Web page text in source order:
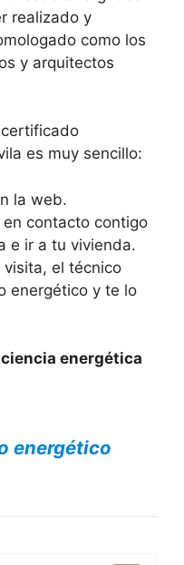
realizado y
como los
y arquitectos
es muy sencillo:
la web.
contacto contigo
e ir a tu vivienda.
el técnico
energético y te lo
energética
energético